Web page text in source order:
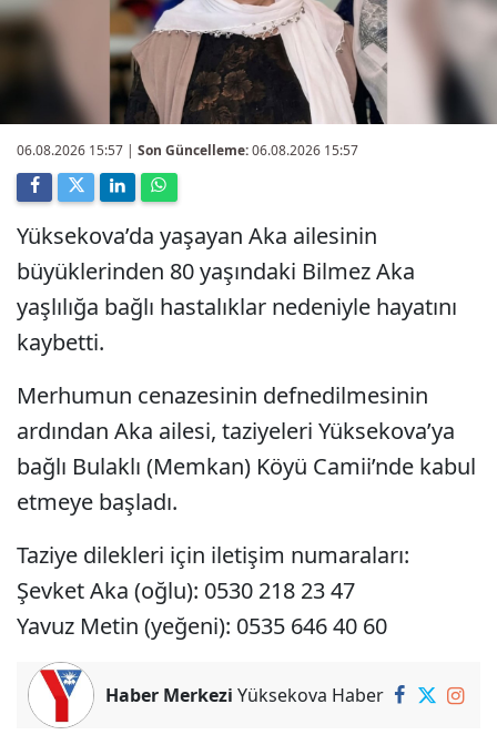
06.08.2026 15:57 | Son Güncelleme:06.08.2026 15:57
Yüksekova’da yaşayan Aka ailesinin
büyüklerinden 80 yaşındaki Bilmez Aka
yaşlılığa bağlı hastalıklar nedeniyle hayatını
kaybetti.
Merhumun cenazesinin defnedilmesinin
ardından Aka ailesi, taziyeleri Yüksekova’ya
bağlı Bulaklı (Memkan) Köyü Camii’nde kabul
etmeye başladı.
Taziye dilekleri için iletişim numaraları:
Şevket Aka (oğlu): 0530 218 23 47
Yavuz Metin (yeğeni): 0535 646 40 60
Haber Merkezi Yüksekova Haber